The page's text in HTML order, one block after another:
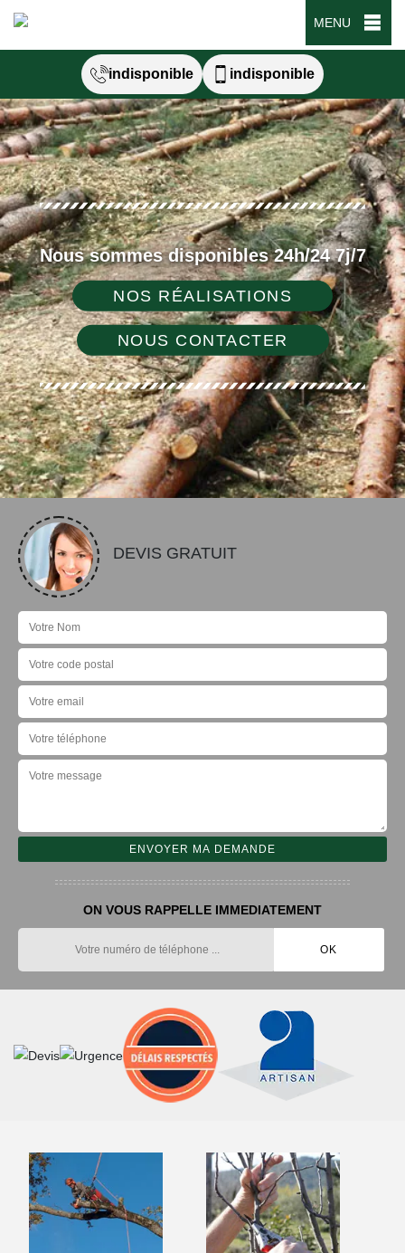
MENU
indisponible indisponible
Nous sommes disponibles 24h/24 7j/7
NOS RÉALISATIONS
NOUS CONTACTER
DEVIS GRATUIT
ON VOUS RAPPELLE IMMEDIATEMENT